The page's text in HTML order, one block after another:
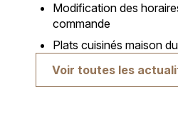
Modification des
commande
Plats cuisinés maison
Voir toutes les